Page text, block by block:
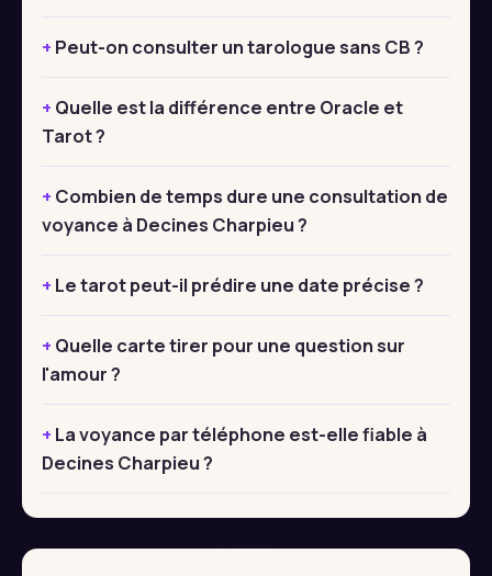
Peut-on consulter un tarologue sans CB ?
Quelle est la différence entre Oracle et
Tarot ?
Combien de temps dure une consultation de
voyance à Decines Charpieu ?
Le tarot peut-il prédire une date précise ?
Quelle carte tirer pour une question sur
l'amour ?
La voyance par téléphone est-elle fiable à
Decines Charpieu ?